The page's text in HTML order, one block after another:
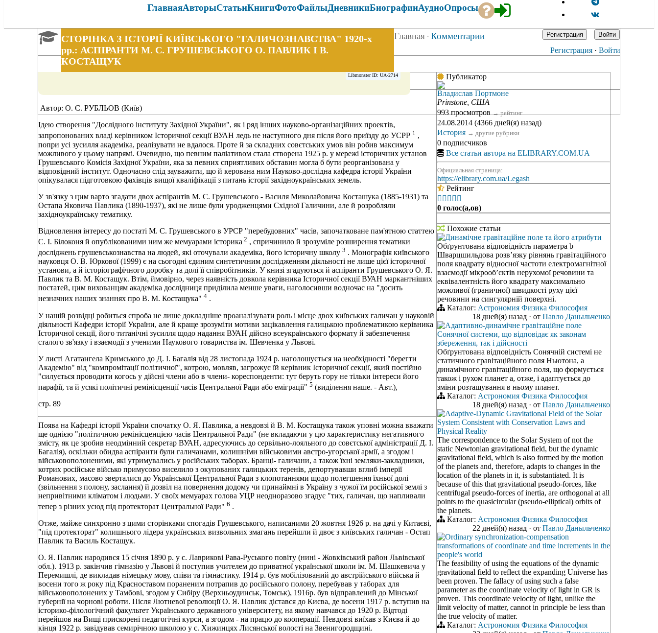
Регистрация · Войти
ГлавнаяАвторыСтатьиКнигиФотоФайлыДневникиБиографииАудиоОпросы
СТОРІНКА З ІСТОРІЇ КИЇВСЬКОГО "ГАЛИЧОЗНАВСТВА" 1920-х
рр.: АСПІРАНТИ М. С. ГРУШЕВСЬКОГО О. ПАВЛИК І В.
КОСТАЩУК
Главная · Комментарии Регистрация Войти
Libmonster ID: UA-2714
Автор: О. С. РУБЛЬОВ (Київ)
Ідею створення "Дослідного інституту Західної України", як і ряд інших науково-організаційних проектів,
запропонованих владі керівником Історичної секції ВУАН ледь не наступного дня після його приїзду до УСРР 1 ,
попри усі зусилля академіка, реалізувати не вдалося. Проте й за складних совєтських умов він робив максимум
можливого у цьому напрямі. Очевидно, що певним паліативом стала створена 1925 р. у мережі історичних установ
Грушевського Комісія Західної України, яка за певних сприятливих обставин могла б бути реорганізована у
відповідний інститут. Одночасно слід зауважити, що й керована ним Науково-дослідна кафедра історії України
опікувалася підготовкою фахівців вищої кваліфікації з питань історії західноукраїнських земель.
У зв'язку з цим варто згадати двох аспірантів М. С. Грушевського - Василя Миколайовича Косташука (1885-1931) та
Остапа Яковича Павлика (1890-1937), які не лише були уродженцями Східної Галичини, але й розробляли
західноукраїнську тематику.
Відновлення інтересу до постаті М. С. Грушевського в УРСР "перебудовних" часів, започатковане пам'ятною статтею
С. І. Білоконя й опублікованими ним же мемуарами історика 2 , спричинило й зрозуміле розширення тематики
досліджень грушевськознавства на людей, які оточували академіка, його історичну школу 3 . Монографія київського
науковця О. В. Юркової (1999) є на сьогодні єдиним синтетичним дослідженням діяльності не лише цієї історичної
установи, а й історіографічного доробку та долі її співробітників. У книзі згадуються й аспіранти Грушевського О. Я.
Павлик та В. М. Костащук. Втім, ймовірно, через наявність довкола керівника Історичної секції ВУАН маркантніших
постатей, цим вихованцям академіка дослідниця приділила менше уваги, наголосивши водночас на "досить
незначних наших знаннях про В. М. Костащука" 4 .
У нашій розвідці робиться спроба не лише докладніше проаналізувати роль і місце двох київських галичан у науковій
діяльності Кафедри історії України, але й краще зрозуміти мотиви зацікавлення галицькою проблематикою керівника
Історичної секції, його титанічні зусилля щодо надання ВУАН дійсно всеукраїнського формату й забезпечення
сталого зв'язку і взаємодії з ученими Наукового товариства ім. Шевченка у Львові.
У листі Агатангела Кримського до Д. І. Багалія від 28 листопада 1924 р. наголошується на необхідності "берегти
Академію" від "компромітації політичної", котрою, мовляв, загрожує їй керівник Історичної секції, який постійно
"силується проводити когось у дійсні члени або в члени- кореспонденти: тут беруть гору не тільки інтереси його
парафії, та й усякі політичні ремінісценції часів Центральної Ради або еміграції" 5 (виділення наше. - Авт.),
стр. 89
Поява на Кафедрі історії України спочатку О. Я. Павлика, а невдовзі й В. М. Костащука також уповні можна вважати
ще однією "політичною ремінісценцією часів Центральної Ради" (не вкладаючи у цю характеристику негативного
змісту, як це зробив неодмінний секретар ВУАН, адресуючись до сервільно-лояльного до совєтської адміністрації Д. І.
Багалія), оскільки обидва аспіранти були галичанами, колишніми військовими австро-угорської армії, а згодом і
військовополоненими, які утримувались у російських таборах. Бранці- галичани, а також їхні земляки-закладники,
котрих російське військо примусово виселило з окупованих галицьких теренів, депортувавши вглиб імперії
Романових, масово зверталися до Української Центральної Ради з клопотаннями щодо полегшення їхньої долі
(звільнення з полону, заслання) й дозвіл на повернення додому чи принаймні в Україну з чужої їм російської землі з
непривітними кліматом і людьми. У своїх мемуарах голова УЦР неодноразово згадує "тих, галичан, що напливали
тепер з різних усюд під протекторат Центральної Ради" 6 .
Отже, майже синхронно з цими сторінками спогадів Грушевського, написаними 20 жовтня 1926 р. на дачі у Китаєві,
"під протекторат" колишнього лідера українських визвольних змагань перейшли й двоє з київських галичан - Остап
Павлик та Василь Костащук.
О. Я. Павлик народився 15 січня 1890 р. у с. Лаврикові Рава-Руського повіту (нині - Жовківський район Львівської
обл.). 1913 р. закінчив гімназію у Львові й поступив учителем до приватної української школи ім. М. Шашкевича у
Перемишлі, де викладав німецьку мову, співи та гімнастику. 1914 р. був мобілізований до австрійського війська й
восени того ж року під Красноставом пораненим потрапив до російського полону, перебував у таборах для
військовополонених у Тамбові, згодом у Сибіру (Верхньоудинськ, Томськ), 1916р. був відправлений до Мінської
губернії на чорнові роботи. Після Лютневої революції О. Я. Павлик дістався до Києва, де восени 1917 р. вступив на
історико-філологічний факультет Українського державного університету, на якому навчався до 1920 р. Відтоді
перейшов на Вищі прискорені педагогічні курси, а згодом - на працю до кооперації. Невдовзі виїхав з Києва й до
кінця 1922 р. завідував семирічною школою у с. Хижинцях Лисянської волості на Звенигородщині.
Публикатор
Владислав Портмоне
Prinstone, США
993 просмотров →рейтинг
24.08.2014 (4366 дней(я) назад)
История → другие рубрики
0 подписчиков
Все статьи автора на ELIBRARY.COM.UA
Официальная страница:
https://elibrary.com.ua/Legash
Рейтинг
    
0 голос(а,ов)
Похожие статьи
Динамічне гравітаційне поле та його атрибути
Обґрунтована відповідність параметра b
Шварцшильдова розв’язку рівнянь гравітаційного
поля квадрату відносної частоти електромагнітної
взаємодії мікрооб’єктів нерухомої речовини та
еквівалентність його квадрату максимально
можливої (граничної) швидкості руху цієї
речовини на сингулярній поверхні.
Каталог: Астрономия Физика Философия
18 дней(я) назад · от Павло Даныльченко
Адаптивно-динамічне гравітаційне поле
Сонячної системи, що відповідає як законам
збереження, так і дійсності
Обґрунтована відповідність Сонячній системі не
статичного гравітаційного поля Ньютона, а
динамічного гравітаційного поля, що формується
також і рухом планет а, отже, і адаптується до
зміни розташування в ньому планет.
Каталог: Астрономия Физика Философия
18 дней(я) назад · от Павло Даныльченко
Adaptive-Dynamic Gravitational Field of the Solar
System Consistent with Conservation Laws and
Physical Reality
The correspondence to the Solar System of not the
static Newtonian gravitational field, but the dynamic
gravitational field, which is also formed by the motion
of the planets and, therefore, adapts to changes in the
location of the planets in it, is substantiated. It is
because of this that gravitational pseudo-forces, like
centrifugal pseudo-forces of inertia, are orthogonal at all
points to the quasicircular (pseudo-elliptical) orbits of
the planets.
Каталог: Астрономия Физика Философия
22 дней(я) назад · от Павло Даныльченко
Ordinary synchronization-compensation
transformations of coordinate and time increments in the
people's world
The feasibility of using the equations of the dynamic
gravitational field to reflect the expanding Universe has
been proven. The fallacy of using such a false
parameter as the coordinate velocity of light in GR is
proven. This coordinate velocity of light, unlike the
limit velocity of matter, cannot in principle be less than
the true velocity of matter.
Каталог: Астрономия Физика Философия